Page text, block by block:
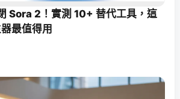
Sora 2！實測 10+ 替代工具，這
最值得用